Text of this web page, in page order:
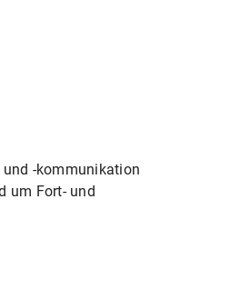
-kommunikation
um Fort- und